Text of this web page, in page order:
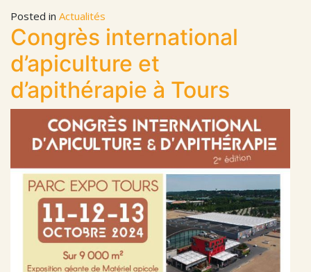
Posted in Actualités
Congrès international
d’apiculture et
d’apithérapie à Tours